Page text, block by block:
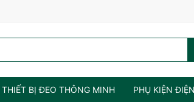
THIẾT BỊ ĐEO THÔNG MINH PHỤ KIỆN